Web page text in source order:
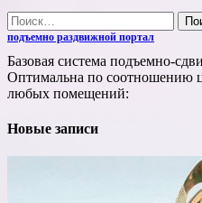
Найти:
подъемно раздвижной портал
Базовая система подъемно-
Оптимальна по соотношению
любых помещений:
Новые записи